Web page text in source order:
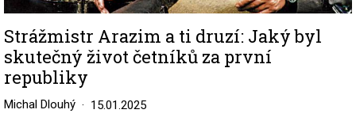
Strážmistr Arazim a ti druzí: Jaký byl
skutečný život četníků za první
republiky
Michal Dlouhý 15.01.2025